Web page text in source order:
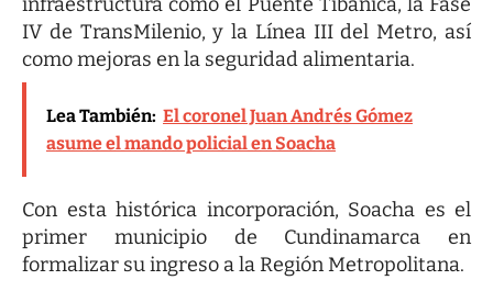
infraestructura como el Puente Tibanica, la Fase
IV de TransMilenio, y la Línea III del Metro, así
como mejoras en la seguridad alimentaria.
Lea También: El coronel Juan Andrés Gómez
asume el mando policial en Soacha
Con esta histórica incorporación, Soacha es el
primer municipio de Cundinamarca en
formalizar su ingreso a la Región Metropolitana.